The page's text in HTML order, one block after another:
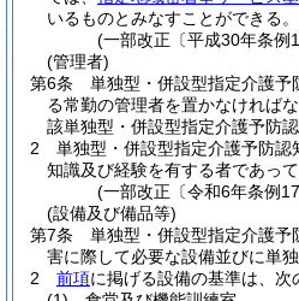
いるものとみなすことができる。
(一部改正〔平成30年条例
(管理者)
第6条
単独型・併設型指定介護
る常勤の管理者を置かなければな
該単独型・併設型指定介護予防
2
単独型・併設型指定介護予防
知識及び経験を有する者であっ
(一部改正〔令和6年条例
(設備及び備品等)
第7条
単独型・併設型指定介護
害に際して必要な設備並びに単
2
前項に掲げる設備の基準は、次